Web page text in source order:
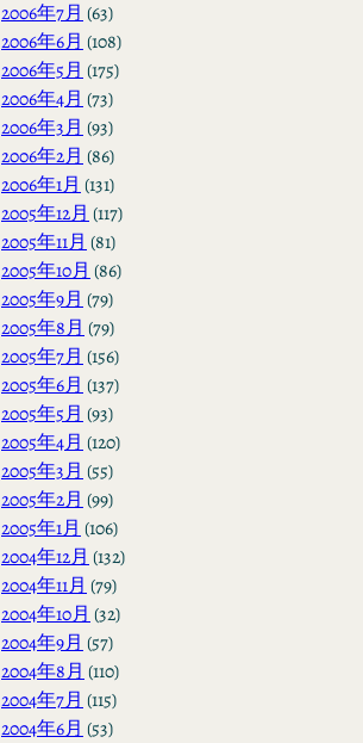
2006年7月 (63)
2006年6月 (108)
2006年5月 (175)
2006年4月 (73)
2006年3月 (93)
2006年2月 (86)
2006年1月 (131)
2005年12月 (117)
2005年11月 (81)
2005年10月 (86)
2005年9月 (79)
2005年8月 (79)
2005年7月 (156)
2005年6月 (137)
2005年5月 (93)
2005年4月 (120)
2005年3月 (55)
2005年2月 (99)
2005年1月 (106)
2004年12月 (132)
2004年11月 (79)
2004年10月 (32)
2004年9月 (57)
2004年8月 (110)
2004年7月 (115)
2004年6月 (53)